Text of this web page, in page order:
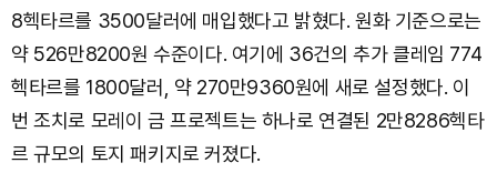
8헥타르를 3500달러에 매입했다고 밝혔다. 원화 기준으로는
약 526만8200원 수준이다. 여기에 36건의 추가 클레임 774
헥타르를 1800달러, 약 270만9360원에 새로 설정했다. 이
번 조치로 모레이 금 프로젝트는 하나로 연결된 2만8286헥타
르 규모의 토지 패키지로 커졌다.